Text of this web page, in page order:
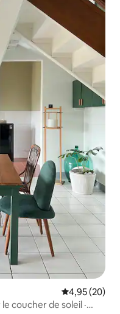
Évaluation
4,95 (20)
coucher de soleil ·